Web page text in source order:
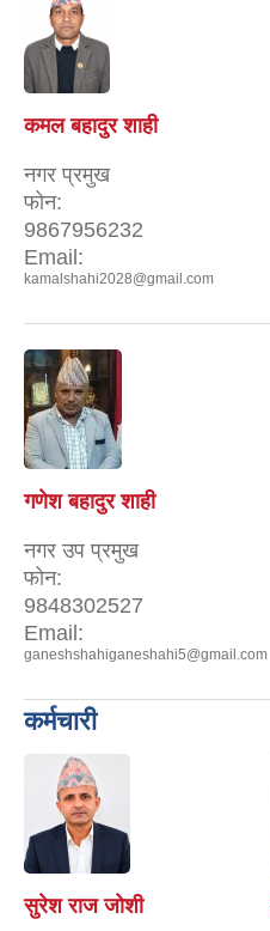
कमल बहादुर शाही
नगर प्रमुख
फोन:
9867956232
Email:
kamalshahi2028@gmail.com
गणेश बहादुर शाही
नगर उप प्रमुख
फोन:
9848302527
Email:
ganeshshahiganeshahi5@gmail.com
कर्मचारी
सुरेश राज जोशी